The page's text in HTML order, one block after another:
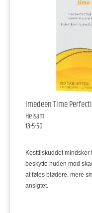
Imedeen Time
Helsam
13-5-50
Kosttilskuddet
beskytte huden mod
at føles blødere, mere
ansigtet.